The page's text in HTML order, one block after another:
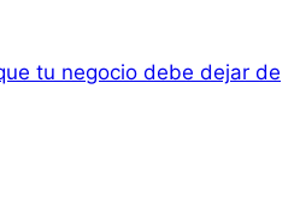
tu negocio debe dejar de